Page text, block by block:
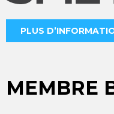
PLUS
MEMBRE